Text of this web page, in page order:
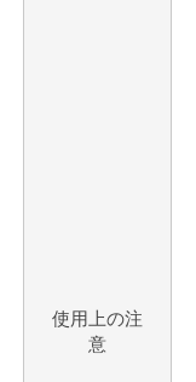
使用上の注
意